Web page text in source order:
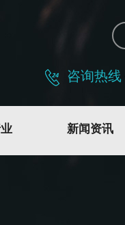
咨询热线
新闻资讯